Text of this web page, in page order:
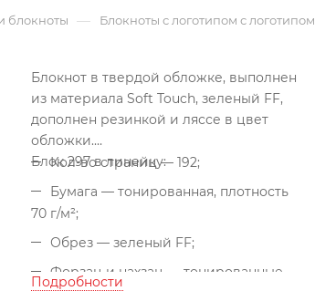
блокноты — Блокноты с логотипом с логотипом
Блокнот в твердой обложке, выполнен
из материала Soft Touch, зеленый FF,
дополнен резинкой и ляссе в цвет
обложки.
Блок 297 в линейку:
Кол-во страниц — 192;
Бумага — тонированная, плотность
70 г/м²;
Обрез — зеленый FF;
Форзац и нахзац — тонированные.
Подробности